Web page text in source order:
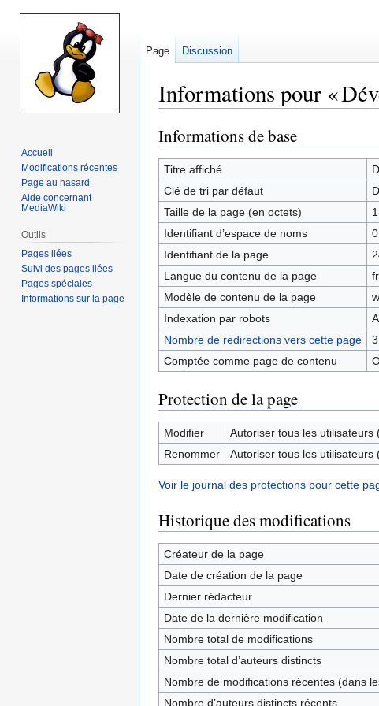
Informations pour «
Aller
à
la
navigation
Aller
à
la
recherche
Informations de base
Titre affiché
Clé de tri par défaut
Taille de la page (en octets)
Identifiant dʼespace de noms
0
Identifiant de la page
Langue du contenu de la page
Modèle de contenu de la page
Indexation par robots
Nombre de redirections vers cette page
3
Comptée comme page de contenu
Protection de la page
Modifier
Autoriser tous les utilisateurs
Renommer
Autoriser tous les utilisateurs
Voir le journal des protections pour cette
Historique des modifications
Créateur de la page
Date de création de la page
Dernier rédacteur
Date de la dernière modification
Nombre total de modifications
Nombre total d’auteurs distincts
Nombre de modifications récentes (dans
Nombre d’auteurs distincts récents
Page Discussion
Accueil
Modifications récentes
Page au hasard
Aide concernant
MediaWiki
Outils
Pages liées
Suivi des pages liées
Pages spéciales
Informations sur la page